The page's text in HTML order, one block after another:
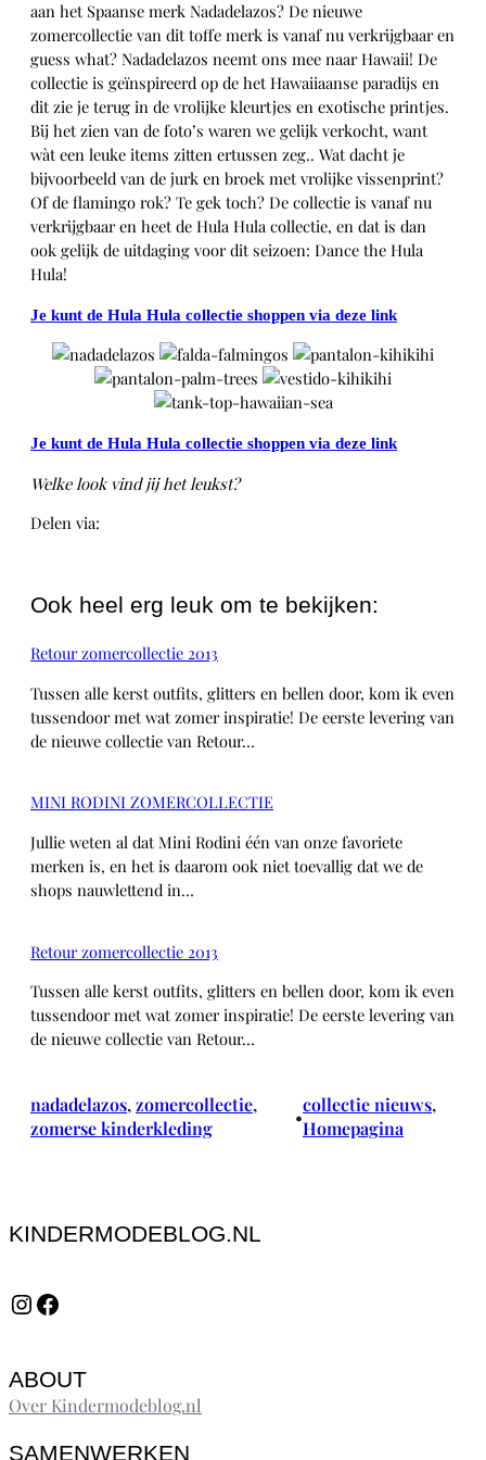
aan het Spaanse merk Nadadelazos? De nieuwe
zomercollectie van dit toffe merk is vanaf nu verkrijgbaar en
guess what? Nadadelazos neemt ons mee naar Hawaii! De
collectie is geïnspireerd op de het Hawaiiaanse paradijs en
dit zie je terug in de vrolijke kleurtjes en exotische printjes.
Bij het zien van de foto’s waren we gelijk verkocht, want
wàt een leuke items zitten ertussen zeg.. Wat dacht je
bijvoorbeeld van de jurk en broek met vrolijke vissenprint?
Of de flamingo rok? Te gek toch? De collectie is vanaf nu
verkrijgbaar en heet de Hula Hula collectie, en dat is dan
ook gelijk de uitdaging voor dit seizoen: Dance the Hula
Hula!
Je kunt de Hula Hula collectie shoppen via deze link
Je kunt de Hula Hula collectie shoppen via deze link
Welke look vind jij het leukst?
Delen via:
Ook heel erg leuk om te bekijken:
Retour zomercollectie 2013
Tussen alle kerst outfits, glitters en bellen door, kom ik even
tussendoor met wat zomer inspiratie! De eerste levering van
de nieuwe collectie van Retour…
MINI RODINI ZOMERCOLLECTIE
Jullie weten al dat Mini Rodini één van onze favoriete
merken is, en het is daarom ook niet toevallig dat we de
shops nauwlettend in…
Retour zomercollectie 2013
Tussen alle kerst outfits, glitters en bellen door, kom ik even
tussendoor met wat zomer inspiratie! De eerste levering van
de nieuwe collectie van Retour…
nadadelazos, zomercollectie
zomerse kinderkleding
•
collectie nieuws
Homepagina
KINDERMODEBLOG.NL
InstagramFacebook
ABOUT
Over Kindermodeblog.nl
SAMENWERKEN